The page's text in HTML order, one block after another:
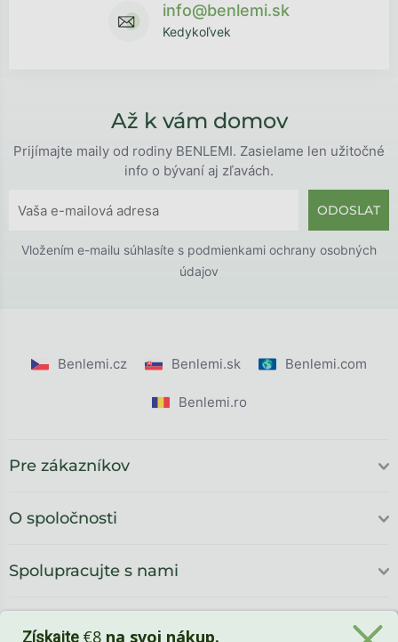
info@benlemi.sk
Kedykoľvek
Až k vám domov
Prijímajte maily od rodiny BENLEMI. Zasielame len užitočné
info o bývaní aj zľavách.
ODOSLAT
Vložením e-mailu súhlasíte s podmienkami ochrany osobných
údajov
Benlemi.cz Benlemi.sk Benlemi.com
Benlemi.ro
Pre zákazníkov
O spoločnosti
Spolupracujte s nami
Získajte €8 na svoj nákup.